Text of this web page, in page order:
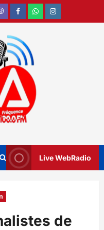
FacebookWhatsAppInstagram
Live WebRadio
de